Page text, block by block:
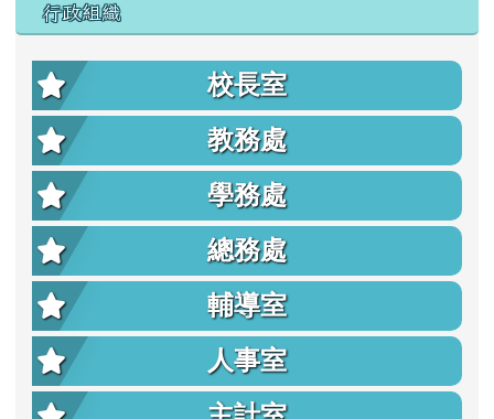
行政組織
校長室
教務處
學務處
總務處
輔導室
人事室